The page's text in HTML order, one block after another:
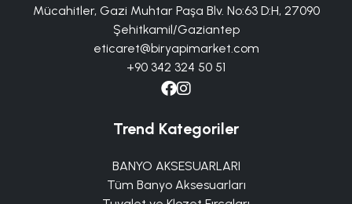
Mücahitler, Gazi Muhtar Paşa Blv. No:63 D:H, 27090
Şehitkamil/Gaziantep
eticaret@biryapimarket.com
+90 342 324 50 51
Trend Kategoriler
BANYO AKSESUARLARI
Tüm Banyo Aksesuarları